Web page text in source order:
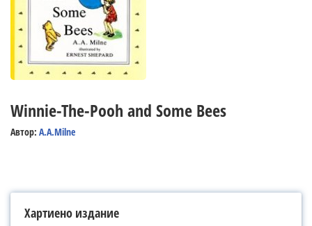
Winnie-The-Pooh and Some Bees
Автор: A.A.Milne
Хартиено издание